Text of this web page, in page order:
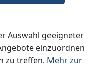
Auswahl geeigneter
einzuordnen
zu treffen. Mehr zur